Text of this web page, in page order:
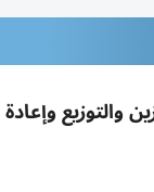
12 ألف م² لتوحيد التوريد والتخزين